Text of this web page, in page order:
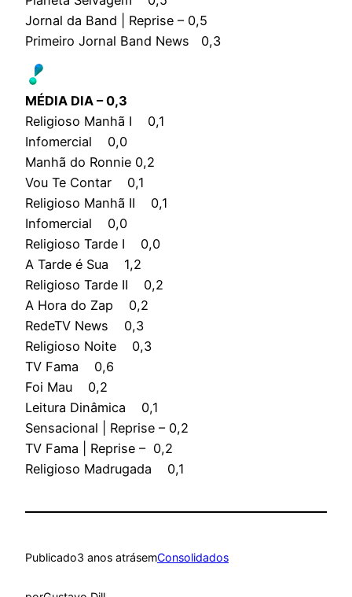
Jornal da Band | Reprise – 0,5
Primeiro Jornal Band News 0,3
MÉDIA DIA – 0,3
Religioso Manhã I 0,1
Infomercial 0,0
Manhã do Ronnie 0,2
Vou Te Contar 0,1
Religioso Manhã II 0,1
Infomercial 0,0
Religioso Tarde I 0,0
A Tarde é Sua 1,2
Religioso Tarde II 0,2
A Hora do Zap 0,2
RedeTV News 0,3
Religioso Noite 0,3
TV Fama 0,6
Foi Mau 0,2
Leitura Dinâmica 0,1
Sensacional | Reprise – 0,2
TV Fama | Reprise – 0,2
Religioso Madrugada 0,1
Publicado3 anos atrásemConsolidados